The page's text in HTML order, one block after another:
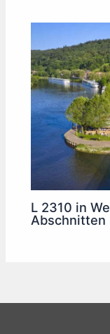
L 2310 in
Abschnitten